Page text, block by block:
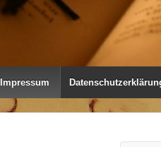
Impressum